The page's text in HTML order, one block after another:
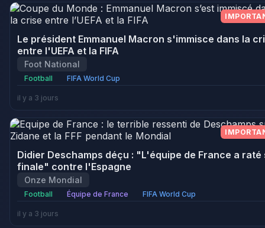
Le président Emmanuel Macron s'immisce dans la
entre l'UEFA et la FIFA
Foot National
Football FIFA World Cup
il y a 3 jours
Didier Deschamps déçu : "L'équipe de France a raté
finale" contre l'Espagne
Onze Mondial
Football Équipe de France FIFA World Cup
il y a 3 jours